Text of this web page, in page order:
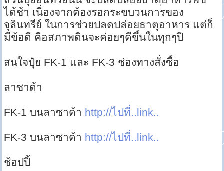
ได้ช้า เนื่องจากต้องรอกระขบวนการของ
จุลินทรีย์ ในการช่วยปลดปล่อยธาตุอาหาร แต่ก็
มีข้อดี คือสภาพดินจะค่อยๆดีขึ้นในทุกๆปี
สนใจปุ๋ย FK-1 และ FK-3 ช่องทางสั่งซื้อ
ลาซาด้า
FK-1 บนลาซาด้า http://ไปที่..link..
FK-3 บนลาซาด้า http://ไปที่..link..
ช้อปปี้